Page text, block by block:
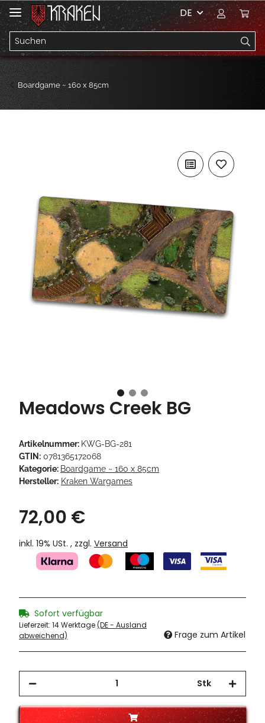
DE
Boardgame ~ 160 x 85cm
Meadows Creek BG
Artikelnummer: KWG-BG-281
GTIN: 0781365172068
Kategorie: Boardgame ~ 160 x 85cm
Hersteller: Kraken Wargames
72,00 €
inkl. 19% USt. , zzgl. Versand
Sofort verfügbar
Lieferzeit: 14 Werktage(DE - Ausland
abweichend)
Frage zum Artikel
Stk